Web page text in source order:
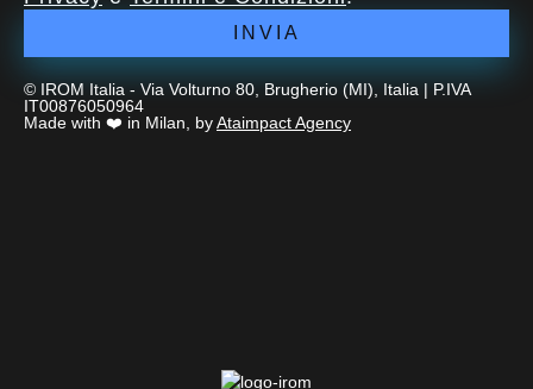
INVIA
© IROM Italia - Via Volturno 80, Brugherio (MI), Italia | P.IVA
IT00876050964
Made with ❤️ in Milan, byAtaimpact Agency